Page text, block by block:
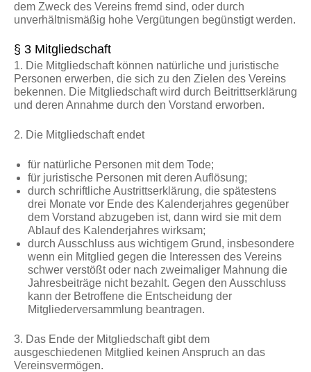
dem Zweck des Vereins fremd sind, oder durch
unverhältnismäßig hohe Vergütungen begünstigt werden.
§ 3 Mitgliedschaft
1. Die Mitgliedschaft können natürliche und juristische
Personen erwerben, die sich zu den Zielen des Vereins
bekennen. Die Mitgliedschaft wird durch Beitrittserklärung
und deren Annahme durch den Vorstand erworben.
2. Die Mitgliedschaft endet
für natürliche Personen mit dem Tode;
für juristische Personen mit deren Auflösung;
durch schriftliche Austrittserklärung, die spätestens
drei Monate vor Ende des Kalenderjahres gegenüber
dem Vorstand abzugeben ist, dann wird sie mit dem
Ablauf des Kalenderjahres wirksam;
durch Ausschluss aus wichtigem Grund, insbesondere
wenn ein Mitglied gegen die Interessen des Vereins
schwer verstößt oder nach zweimaliger Mahnung die
Jahresbeiträge nicht bezahlt. Gegen den Ausschluss
kann der Betroffene die Entscheidung der
Mitgliederversammlung beantragen.
3. Das Ende der Mitgliedschaft gibt dem
ausgeschiedenen Mitglied keinen Anspruch an das
Vereinsvermögen.